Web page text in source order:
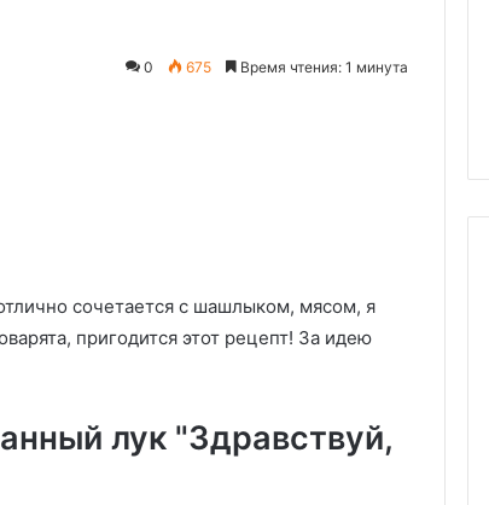
0 675 Время чтения: 1 минута
сочетается с шашлыком, мясом, я
пригодится этот рецепт! За идею
лук "Здравствуй,